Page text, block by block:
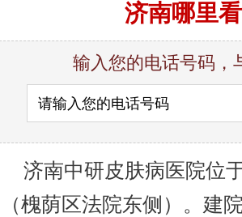
济南哪里
输入您的电话号码，
济南中研皮肤病医院位
（槐荫区法院东侧）。建